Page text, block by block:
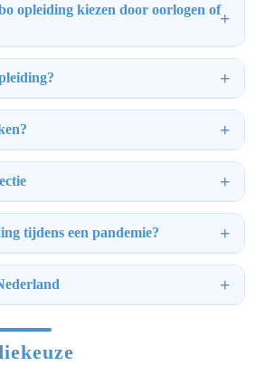
opleiding kiezen door oorlogen of
tijdens een pandemie?